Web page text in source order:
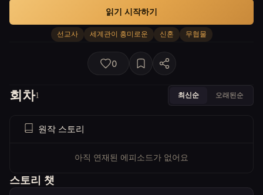
선교사 세계관이 흥미로운 신혼 무협물
읽기 시작하기
0
회차1 최신순 오래된순
원작 스토리
아직 연재된 에피소드가 없어요
스토리 챗